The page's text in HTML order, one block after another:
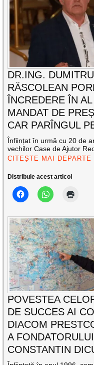
DR.ING.
RĂSCOLEAN
ÎNCREDERE ÎN
MANDAT DE
CAR PARÎNGUL
Înființat în urmă cu 20 de
vechilor Case de Ajutor
CITEȘTE MAI DEPARTE
Distribuie acest articol
POVESTEA
DE SUCCES AI
DIACOM
A
CONSTANTIN